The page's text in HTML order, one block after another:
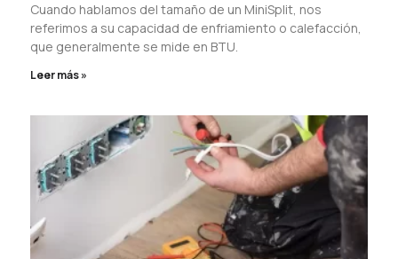
Cuando hablamos del tamaño de un MiniSplit, nos
referimos a su capacidad de enfriamiento o calefacción,
que generalmente se mide en BTU.
Leer más »